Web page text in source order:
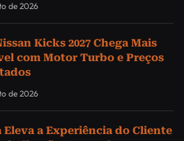
de 2026
Kicks 2027 Chega Mais
com Motor Turbo e Preços
de 2026
Eleva a Experiência do Cliente